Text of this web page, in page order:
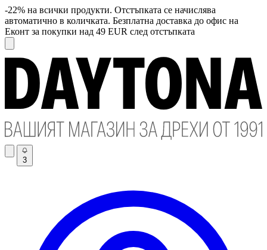
-22% на всички продукти. Отстъпката се начислява
автоматично в количката. Безплатна доставка до офис на
Еконт за покупки над 49 EUR след отстъпката
3